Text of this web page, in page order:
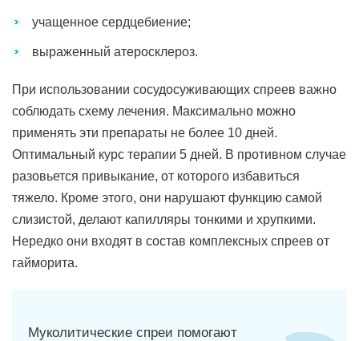
учащенное сердцебиение;
выраженный атеросклероз.
При использовании сосудосуживающих спреев важно
соблюдать схему лечения. Максимально можно
применять эти препараты не более 10 дней.
Оптимальный курс терапии 5 дней. В противном случае
разовьется привыкание, от которого избавиться
тяжело. Кроме этого, они нарушают функцию самой
слизистой, делают капилляры тонкими и хрупкими.
Нередко они входят в состав комплексных спреев от
гайморита.
Муколитические спреи помогают